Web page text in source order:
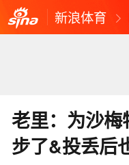
新浪体育
老里：为沙
步了&投丢后